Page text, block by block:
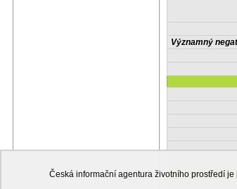
Významný
Česká informační agentura životního prostředí